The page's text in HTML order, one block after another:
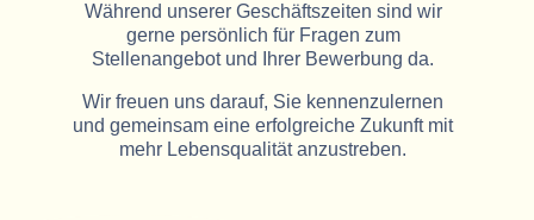
Während unserer Geschäftszeiten sind wir
gerne persönlich für Fragen zum
Stellenangebot und Ihrer Bewerbung da.
Wir freuen uns darauf, Sie kennenzulernen
und gemeinsam eine erfolgreiche Zukunft mit
mehr Lebensqualität anzustreben.